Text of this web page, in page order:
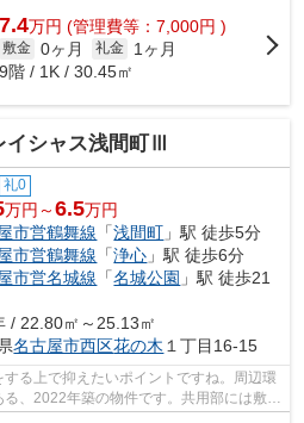
7.4万円 (管理費等：7,000円 )
敷金 0ヶ月 礼金
1ヶ月
9階 / 1K / 30.45㎡
イシャス浅間町Ⅲ
礼0
万円～6.5万円
市営鶴舞線 「浅間町 」駅 徒歩5分
市営鶴舞線 「浄心 」駅 徒歩6分
市営名城線 「名城公園 」駅 徒歩21
/ 22.80㎡～25.13㎡
名古屋市西区花の木 １丁目16-15
る上で抑えたいポイントですね。周辺環
、2022年築の物件です。共用部には敷地
っ...